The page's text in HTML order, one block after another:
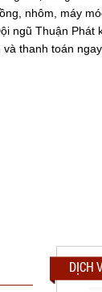
nhôm, máy
ngũ Thuận Phát
thanh toán
DỊCH